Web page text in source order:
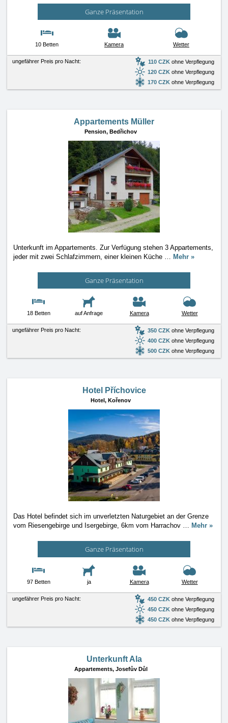
Ganze Präsentation
10 Betten Kamera Wetter
ungefährer Preis pro Nacht: 110 CZK ohne Verpflegung
120 CZK ohne Verpflegung
170 CZK ohne Verpflegung
Appartements Müller
Pension, Bedřichov
Unterkunft im Appartements. Zur Verfügung stehen 3 Appartements,
jeder mit zwei Schlafzimmern, einer kleinen Küche … Mehr »
Ganze Präsentation
18 Betten auf Anfrage Kamera Wetter
ungefährer Preis pro Nacht: 350 CZK ohne Verpflegung
400 CZK ohne Verpflegung
500 CZK ohne Verpflegung
Hotel Příchovice
Hotel, Kořenov
Das Hotel befindet sich im unverletzten Naturgebiet an der Grenze
vom Riesengebirge und Isergebirge, 6km vom Harrachov … Mehr »
Ganze Präsentation
97 Betten ja Kamera Wetter
ungefährer Preis pro Nacht: 450 CZK ohne Verpflegung
450 CZK ohne Verpflegung
450 CZK ohne Verpflegung
Unterkunft Ala
Appartements, Josefův Důl